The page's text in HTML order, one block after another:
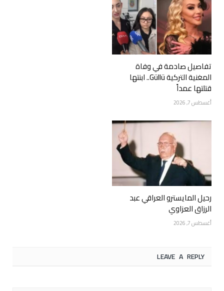
تفاصيل صادمة في وفاة
المغنية التركية Güllü.. ابنتها
قتلتها عمداً
أغسطس 7, 2026
رحيل المايسترو العراقي عبد
الرزاق العزاوي
أغسطس 7, 2026
LEAVE A REPLY